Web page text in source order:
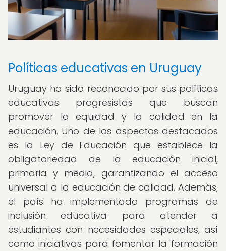
Políticas educativas en Uruguay
Uruguay ha sido reconocido por sus políticas
educativas progresistas que buscan
promover la equidad y la calidad en la
educación. Uno de los aspectos destacados
es la Ley de Educación que establece la
obligatoriedad de la educación inicial,
primaria y media, garantizando el acceso
universal a la educación de calidad. Además,
el país ha implementado programas de
inclusión educativa para atender a
estudiantes con necesidades especiales, así
como iniciativas para fomentar la formación